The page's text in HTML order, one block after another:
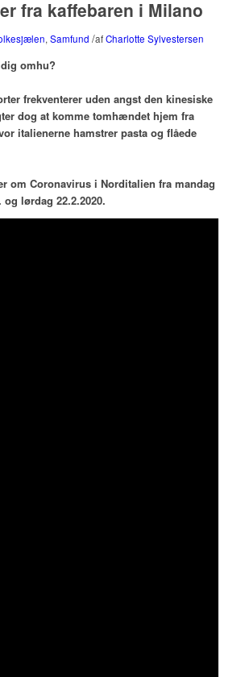
fra kaffebaren i Milano
,Samfund /afCharlotte Sylvestersen
omhu?
frekventerer uden angst den kinesiske
dog at komme tomhændet hjem fra
italienerne hamstrer pasta og flåede
om Coronavirus i Norditalien fra mandag
og lørdag 22.2.2020.